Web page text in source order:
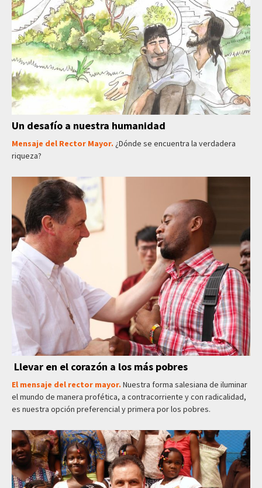
Un desafío a nuestra humanidad
Mensaje del Rector Mayor. ¿Dónde se encuentra la verdadera
riqueza?
Llevar en el corazón a los más pobres
El mensaje del rector mayor. Nuestra forma salesiana de iluminar
el mundo de manera profética, a contracorriente y con radicalidad,
es nuestra opción preferencial y primera por los pobres.